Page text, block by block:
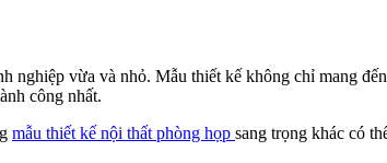
vừa và nhỏ. Mẫu thiết kế không chỉ mang
công nhất.
mẫu thiết kế nội thất phòng họp sang trọng khác có